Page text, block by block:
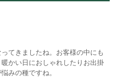
てきましたね。お客様の中にも
かい日におしゃれしたりお出掛
みの種ですね。